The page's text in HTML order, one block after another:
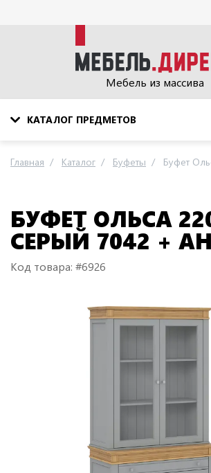
Мебель из массива
КАТАЛОГ ПРЕДМЕТОВ
Главная Каталог Буфеты Буфет
БУФЕТ ОЛЬСА
СЕРЫЙ 7042 +
Код товара: #6926